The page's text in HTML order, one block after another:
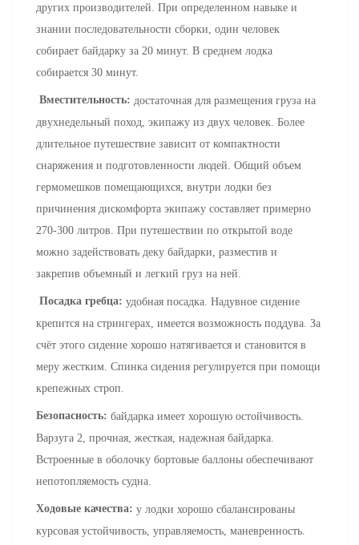
других производителей. При определенном навыке и
знании последовательности сборки, один человек
собирает байдарку за 20 минут. В среднем лодка
собирается 30 минут.
Вместительность: достаточная для размещения груза на
двухнедельный поход, экипажу из двух человек. Более
длительное путешествие зависит от компактности
снаряжения и подготовленности людей. Общий объем
гермомешков помещающихся, внутри лодки без
причинения дискомфорта экипажу составляет примерно
270-300 литров. При путешествии по открытой воде
можно задействовать деку байдарки, разместив и
закрепив объемный и легкий груз на ней.
Посадка гребца: удобная посадка. Надувное сидение
крепится на стрингерах, имеется возможность поддува. За
счёт этого сидение хорошо натягивается и становится в
меру жестким. Спинка сидения регулируется при помощи
крепежных строп.
Безопасность: байдарка имеет хорошую остойчивость.
Варзуга 2, прочная, жесткая, надежная байдарка.
Встроенные в оболочку бортовые баллоны обеспечивают
непотопляемость судна.
Ходовые качества: у лодки хорошо сбалансированы
курсовая устойчивость, управляемость, маневренность.